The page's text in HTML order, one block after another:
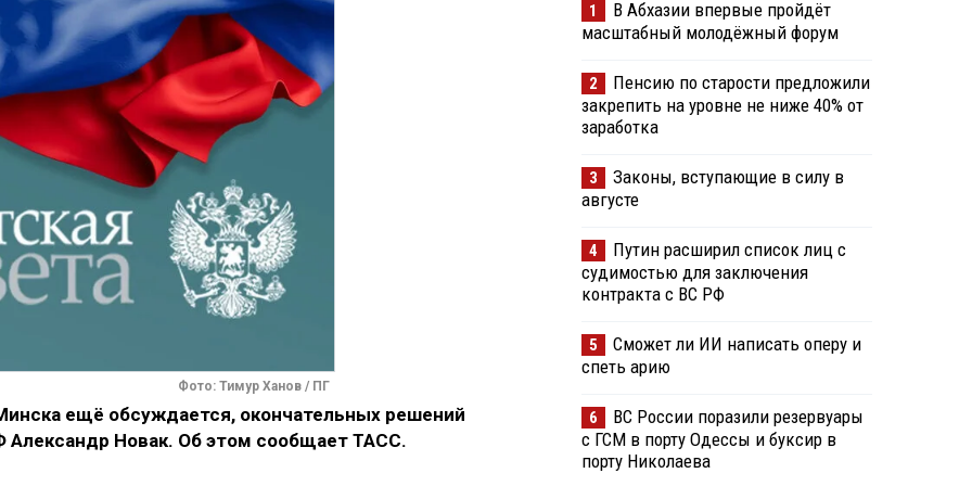
Фото: Тимур Ханов / ПГ
ещё обсуждается, окончательных решений
Александр Новак. Об этом сообщает ТАСС.
1
В Абхазии впервые пройдёт
масштабный молодёжный форум
2
Пенсию по старости предложили
закрепить на уровне не ниже 40% от
заработка
3
Законы, вступающие в силу в
августе
4
Путин расширил список лиц с
судимостью для заключения
контракта с ВС РФ
5
Сможет ли ИИ написать оперу и
спеть арию
6
ВС России поразили резервуары
с ГСМ в порту Одессы и буксир в
порту Николаева